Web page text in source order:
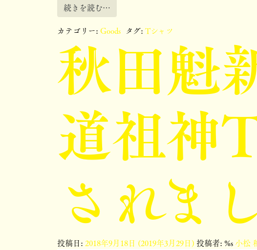
続きを読む…
カテゴリー: Goods タグ:Tシャツ
秋田魁
道祖神
されま
投稿日:2018年9月18日 (2019年3月29日) 投稿者: %s小松